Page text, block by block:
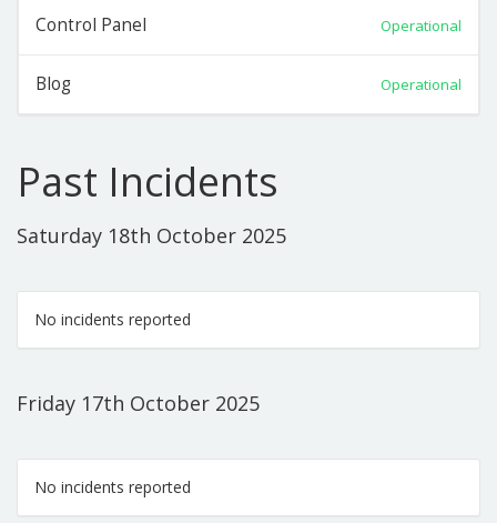
Control Panel Operational
Blog Operational
Past Incidents
Saturday 18th October 2025
No incidents reported
Friday 17th October 2025
No incidents reported